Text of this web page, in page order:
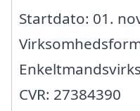
Startdato: 01.
CVR: 27384390